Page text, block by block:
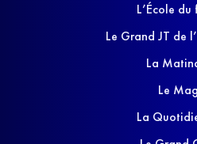
L’École du
Le Grand JT de
La
Le Mag
La